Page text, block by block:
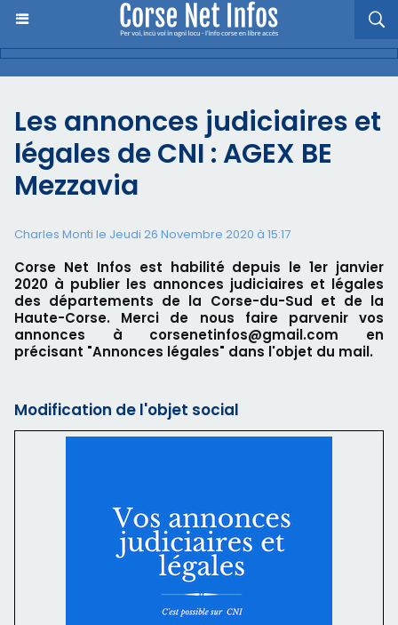
Les annonces judiciaires et
légales de CNI : AGEX BE
Mezzavia
Charles Monti le Jeudi 26 Novembre 2020 à 15:17
Corse Net Infos est habilité depuis le 1er janvier
2020 à publier les annonces judiciaires et légales
des départements de la Corse-du-Sud et de la
Haute-Corse. Merci de nous faire parvenir vos
annonces à corsenetinfos@gmail.com en
précisant "Annonces légales" dans l'objet du mail.
Modification de l'objet social